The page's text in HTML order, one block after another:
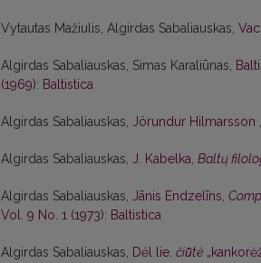
Vytautas Mažiulis, Algirdas Sabaliauskas,
Algirdas Sabaliauskas, Simas Karaliūnas,
(1969): Baltistica
Algirdas Sabaliauskas, Jörundur Hilmarsson ,
Algirdas Sabaliauskas, J. Kabelka, Baltų
Algirdas Sabaliauskas, Jānis Endzelīns,
Vol. 9 No. 1 (1973): Baltistica
Algirdas Sabaliauskas, Dėl lie. čiū̃tė